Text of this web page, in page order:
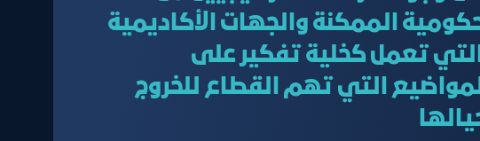
الممكنة والجهات الأكاديمية
تعمل كخلية تفكير على
التي تهم القطاع للخروج